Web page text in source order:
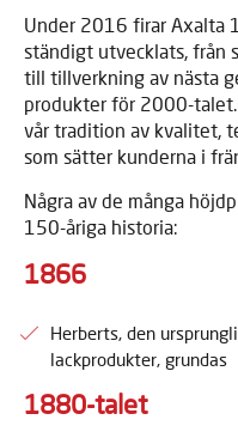
Under 2016 firar Axalta
ständigt utvecklats, från
till tillverkning av nästa
produkter för 2000-
vår tradition av kvalitet,
som sätter kunderna i
Några av de många
150-åriga historia:
1866
Herberts, den
lackprodukter, grundas
1880-talet